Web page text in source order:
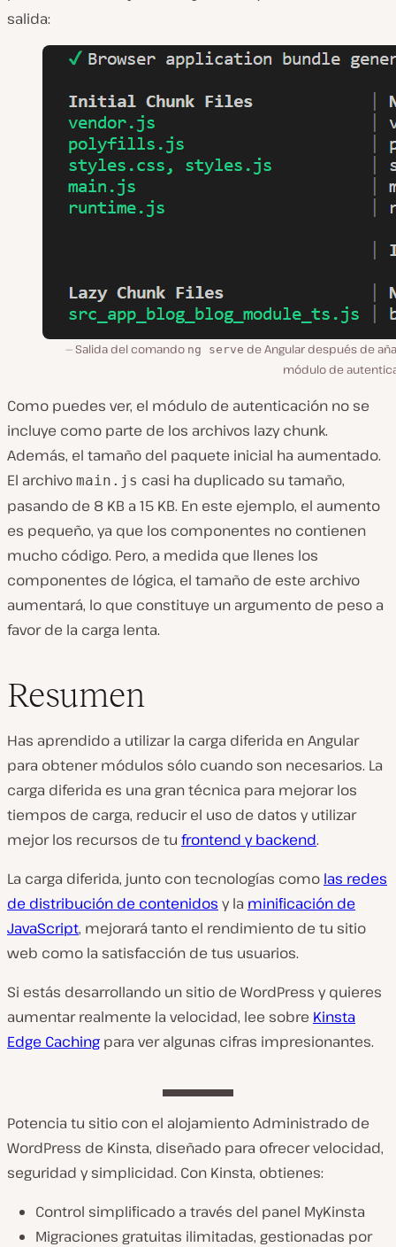
salida:
Salida del comando ng serve de Angular después de
módulo de
Como puedes ver, el módulo de autenticación no se
incluye como parte de los archivos lazy chunk.
Además, el tamaño del paquete inicial ha aumentado.
El archivo main.js casi ha duplicado su tamaño,
pasando de 8 KB a 15 KB. En este ejemplo, el aumento
es pequeño, ya que los componentes no contienen
mucho código. Pero, a medida que llenes los
componentes de lógica, el tamaño de este archivo
aumentará, lo que constituye un argumento de peso a
favor de la carga lenta.
Resumen
Has aprendido a utilizar la carga diferida en Angular
para obtener módulos sólo cuando son necesarios. La
carga diferida es una gran técnica para mejorar los
tiempos de carga, reducir el uso de datos y utilizar
mejor los recursos de tu frontend y backend.
La carga diferida, junto con tecnologías como las redes
de distribución de contenidos y la minificación de
JavaScript, mejorará tanto el rendimiento de tu sitio
web como la satisfacción de tus usuarios.
Si estás desarrollando un sitio de WordPress y quieres
aumentar realmente la velocidad, lee sobre Kinsta
Edge Caching para ver algunas cifras impresionantes.
Potencia tu sitio con el alojamiento Administrado de
WordPress de Kinsta, diseñado para ofrecer velocidad,
seguridad y simplicidad. Con Kinsta, obtienes:
Control simplificado a través del panel MyKinsta
Migraciones gratuitas ilimitadas, gestionadas por